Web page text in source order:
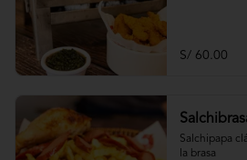
S/ 60.00
Salchipapa
la brasa